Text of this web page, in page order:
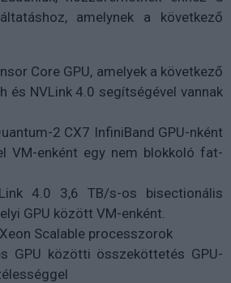
amelynek a következő
Core GPU, amelyek a következő
és NVLink 4.0 segítségével vannak
2 CX7 InfiniBand GPU-nként
VM-enként egy nem blokkoló fat-
4.0 3,6 TB/s-os bisectionális
GPU között VM-enként.
Scalable processzorok
GPU közötti összeköttetés GPU-